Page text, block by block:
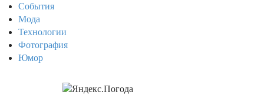
События
Мода
Технологии
Фотография
Юмор